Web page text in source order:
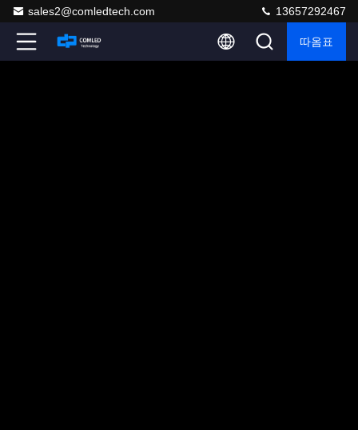
sales2@comledtech.com 13657292467
따옴표